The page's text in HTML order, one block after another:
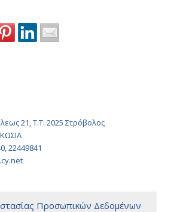
21, Τ.Τ: 2025 Στρόβολος
22449841
Προσωπικών Δεδομένων